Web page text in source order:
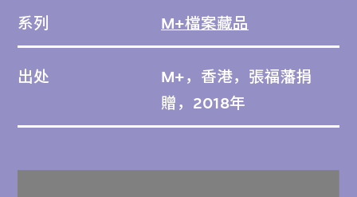
系列 M+檔案藏品
出处
M+，香港，張福藩捐
贈，2018年